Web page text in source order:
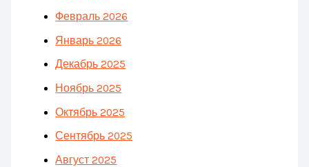
Февраль 2026
Январь 2026
Декабрь 2025
Ноябрь 2025
Октябрь 2025
Сентябрь 2025
Август 2025